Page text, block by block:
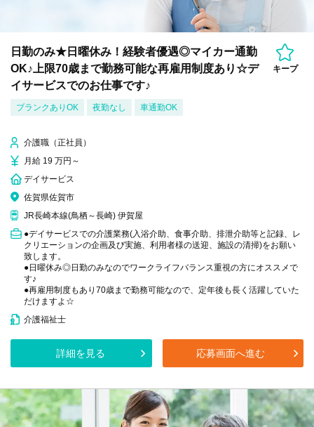
日勤のみ★日曜休み！経験者優遇◎マイカー通勤
OK♪上限70歳まで勤務可能な再雇用制度あり☆デ
イサービスでのお仕事です♪
キープ
ブランクありOK 夜勤なし 車通勤OK
介護職（正社員）
月給 19 万円～
デイサービス
佐賀県佐賀市
JR長崎本線(鳥栖～長崎) 伊賀屋
●デイサービスでの介護業務(入浴介助、食事介助、排泄介助等と記録、レ
クリエーションの企画及び実施、利用者様の送迎、施設の清掃)をお願い
致します。
●日曜休み◎日勤のみなのでワークライフバランス重視の方にオススメで
す♪
●再雇用制度もあり70歳まで勤務可能なので、定年後も長く活躍していた
だけますよ☆
介護福祉士
詳細を見る 応募画面へ進む